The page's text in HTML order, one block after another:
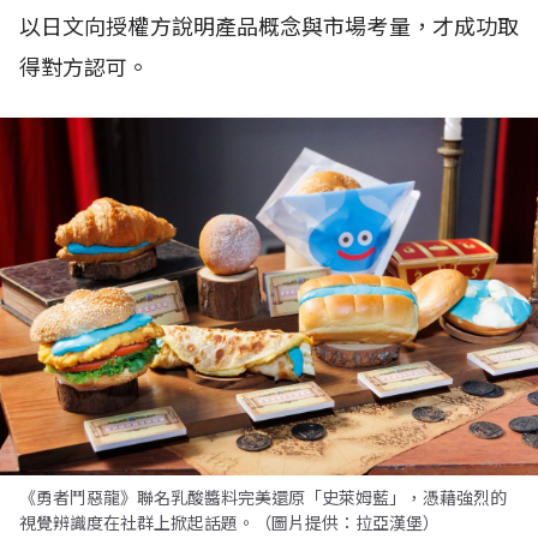
以日文向授權方說明產品概念與市場考量，才成功取
得對方認可。
《勇者鬥惡龍》聯名乳酸醬料完美還原「史萊姆藍」，憑藉強烈的
視覺辨識度在社群上掀起話題。（圖片提供：拉亞漢堡）